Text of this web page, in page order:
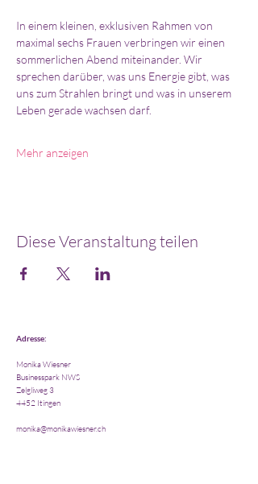
In einem kleinen, exklusiven Rahmen von
maximal sechs Frauen verbringen wir einen
sommerlichen Abend miteinander. Wir
sprechen darüber, was uns Energie gibt, was
uns zum Strahlen bringt und was in unserem
Leben gerade wachsen darf.
Mehr anzeigen
Diese Veranstaltung teilen
Adresse:
Monika Wiesner
Businesspark NWS
Zelgliweg 3
4452 Itingen
monika@monikawiesner.ch